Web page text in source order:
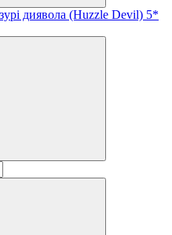
диявола (Huzzle Devil) 5*